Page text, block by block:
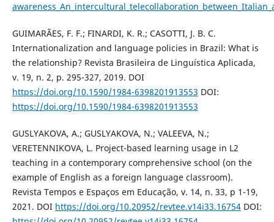
GUIMARÃES, F. F.; FINARDI, K. R.; CASOTTI, J. B. C.
Internationalization and language policies in Brazil: What is
the relationship? Revista Brasileira de Linguística Aplicada,
v. 19, n. 2, p. 295-327, 2019. DOI
https://doi.org/10.1590/1984-6398201913553 DOI:
https://doi.org/10.1590/1984-6398201913553
GUSLYAKOVA, A.; GUSLYAKOVA, N.; VALEEVA, N.;
VERETENNIKOVA, L. Project-based learning usage in L2
teaching in a contemporary comprehensive school (on the
example of English as a foreign language classroom).
Revista Tempos e Espaços em Educação, v. 14, n. 33, p 1-19,
2021. DOI https://doi.org/10.20952/revtee.v14i33.16754DOI: